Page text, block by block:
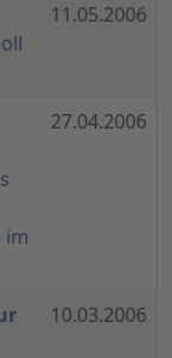
11.05.2006
im
27.04.2006
10.03.2006